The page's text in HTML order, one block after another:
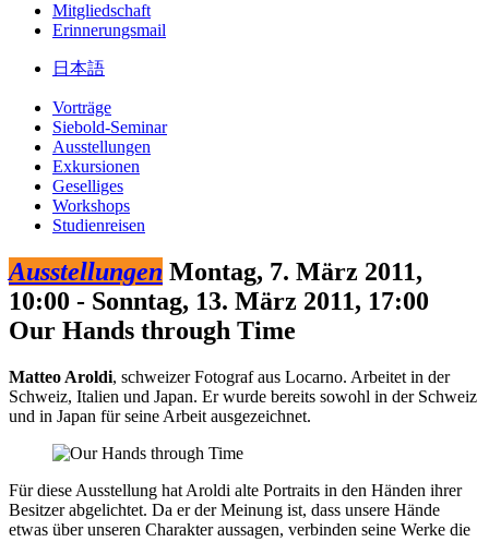
Mitgliedschaft
Erinnerungsmail
日本語
Vorträge
Siebold-Seminar
Ausstellungen
Exkursionen
Geselliges
Workshops
Studienreisen
Ausstellungen Montag, 7. März 2011,
10:00 - Sonntag, 13. März 2011, 17:00
Our Hands through Time
Matteo Aroldi, schweizer Fotograf aus Locarno. Arbeitet in der
Schweiz, Italien und Japan. Er wurde bereits sowohl in der Schweiz
und in Japan für seine Arbeit ausgezeichnet.
Für diese Ausstellung hat Aroldi alte Portraits in den Händen ihrer
Besitzer abgelichtet. Da er der Meinung ist, dass unsere Hände
etwas über unseren Charakter aussagen, verbinden seine Werke die